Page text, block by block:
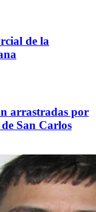
de la
arrastradas por
San Carlos